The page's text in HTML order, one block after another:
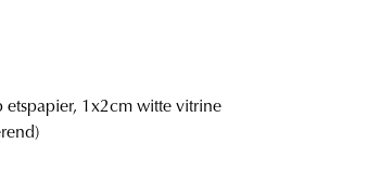
1x2cm witte vitrine